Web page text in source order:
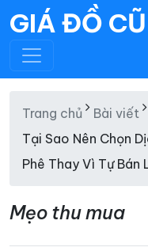
GIÁ ĐỒ CŨ
Trang chủ Bài viết
Tại Sao Nên Chọn
Phê Thay Vì Tự Bán
Mẹo thu mua